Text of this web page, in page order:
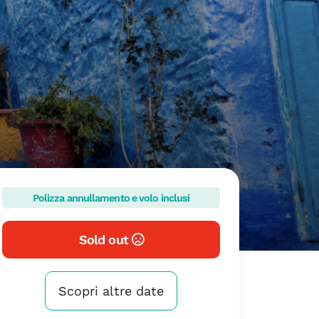
Polizza annullamento e volo inclusi
Sold out
Scopri altre date